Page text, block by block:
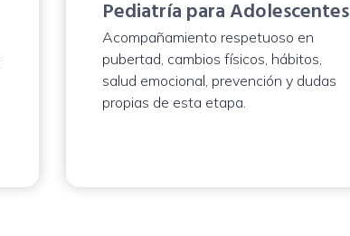
Pediatría para Adolescentes
Acompañamiento respetuoso en
pubertad, cambios físicos, hábitos,
salud emocional, prevención y dudas
propias de esta etapa.